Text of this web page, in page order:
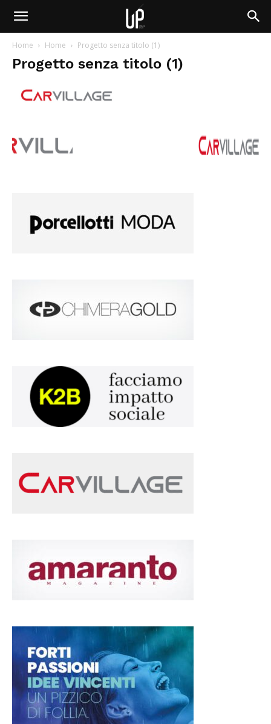
Home Home Progetto senza titolo (1)
Progetto senza titolo (1)